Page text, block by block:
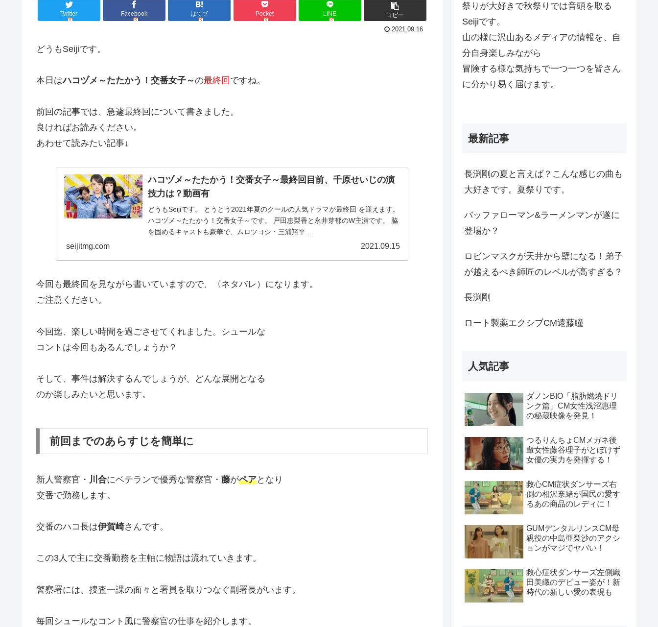
Twitter Facebook はてブ Pocket LINE コピー
2021.09.16
どうもSeijiです。
本日はハコヅメ～たたかう！交番女子～の最終回 ですね。
前回の記事では、急遽最終回について書きました。
良ければお読みください。
あわせて読みたい記事↓
ハコヅメ～たたかう！交番女子～最終回目前、千原せいじの演
技力は？動画有
どうもSeijiです。 とうとう2021年夏のクールの人気ドラマが最終回 を迎えます。
ハコヅメ～たたかう！交番女子～です。 戸田恵梨香と永井芽郁のW主演です。 脇
を固めるキャストも豪華で、ムロツヨシ・三浦翔平 ...
seijitmg.com 2021.09.15
今回も最終回を見ながら書いていますので、〈ネタバレ）になります。
ご注意ください。
今回迄、楽しい時間を過ごさせてくれました。シュールな
コントは今回もあるんでしょうか？
そして、事件は解決するんでしょうが、どんな展開となる
のか楽しみたいと思います。
前回までのあらすじを簡単に
新人警察官・ 川合にベテランで優秀な警察官・ 藤がペアとなり
交番で勤務します。
交番のハコ長は伊賀崎さんです。
この3人で主に交番勤務を主軸に物語は流れていきます。
警察署には、捜査一課の面々と署員を取りつなぐ副署長がいます。
毎回シュールなコント風に警察官の仕事を紹介します。
祭りが大好きで秋祭りでは音頭を取る
Seijiです。
山の様に沢山あるメディアの情報を、自
分自身楽しみながら
冒険する様な気持ちで一つ一つを皆さん
に分かり易く届けます。
最新記事
長渕剛の夏と言えば？こんな感じの曲も
大好きです。夏祭りです。
バッファローマン&ラーメンマンが遂に
登場か？
ロビンマスクが天井から壁になる！弟子
が越えるべき師匠のレベルが高すぎる？
長渕剛
ロート製薬エクシブCM遠藤瞳
人気記事
ダノンBIO「脂肪燃焼ドリ
ンク篇」CM女性浅沼惠理
の秘蔵映像を発見！
つるりんちょCMメガネ後
輩女性藤谷理子がとぼけず
女優の実力を発揮する！
救心CM症状ダンサーズ右
側の相沢奈緒が国民の愛す
るあの商品のレディに！
GUMデンタルリンスCM母
親役の中島亜梨沙のアクシ
ョンがマジでヤバい！
救心症状ダンサーズ左側織
田美織のデビュー姿が！新
時代の新しい愛の表現も